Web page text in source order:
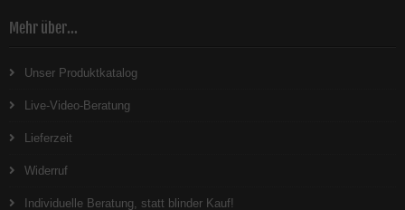
Mehr über...
Unser Produktkatalog
Live-Video-Beratung
Lieferzeit
Widerruf
Individuelle Beratung, statt blinder Kauf!